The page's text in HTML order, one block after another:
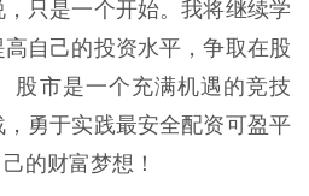
只是一个开始。我将继续学
自己的投资水平，争取在股
股市是一个充满机遇的竞技
勇于实践最安全配资可盈平
的财富梦想！